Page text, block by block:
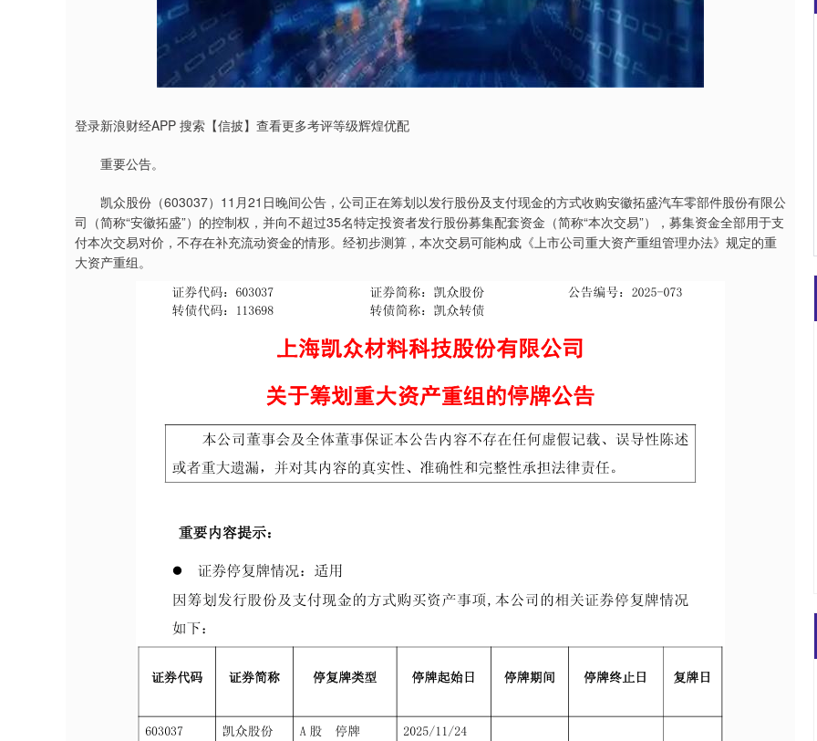
登录新浪财经APP 搜索【信披】查看更多考评等级辉煌优配
重要公告。
凯众股份（603037）11月21日晚间公告，公司正在筹划以发行股份及支付现金的方式收购安徽拓盛汽车零部件股份有限公
司（简称“安徽拓盛”）的控制权，并向不超过35名特定投资者发行股份募集配套资金（简称“本次交易”），募集资金全部用于支
付本次交易对价，不存在补充流动资金的情形。经初步测算，本次交易可能构成《上市公司重大资产重组管理办法》规定的重
大资产重组。
上证指数 3940.04 39.68 1.02% 深证成指 14311.01 200.89